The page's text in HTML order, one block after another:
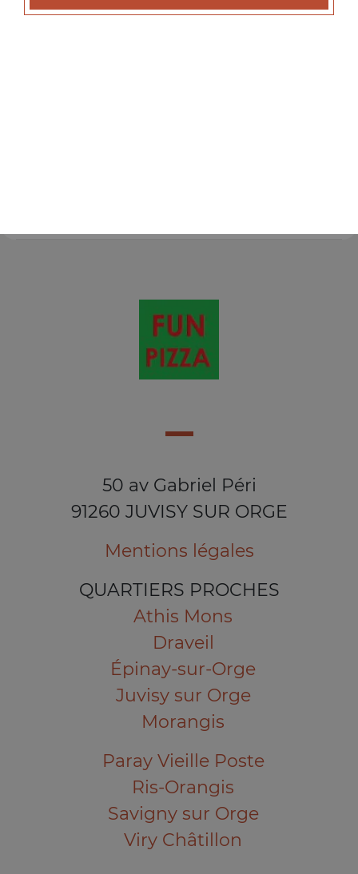
50 av Gabriel Péri
91260 JUVISY SUR ORGE
Mentions légales
QUARTIERS PROCHES
Athis Mons
Draveil
Épinay-sur-Orge
Juvisy sur Orge
Morangis
Paray Vieille Poste
Ris-Orangis
Savigny sur Orge
Viry Châtillon